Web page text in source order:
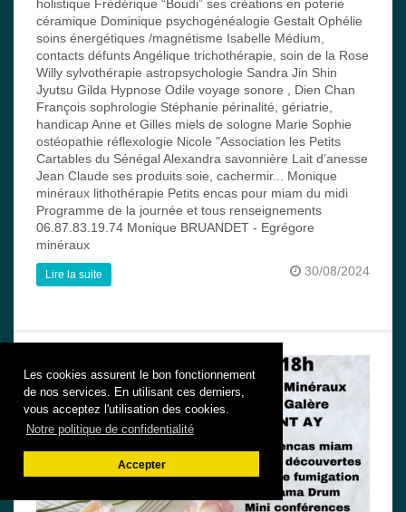
Les cookies assurent le bon fonctionnement
de nos services. En utilisant ces derniers,
vous acceptez l'utilisation des cookies.
Notre politique de confidentialité
Accepter
holistique Frédérique “Boudi” ses créations en poterie
céramique Dominique psychogénéalogie Gestalt Ophélie
soins énergétiques /magnétisme Isabelle Médium,
contacts défunts Angélique trichothérapie, soin de la Rose
Willy sylvothérapie astropsychologie Sandra Jin Shin
Jyutsu Gilda Hypnose Odile voyage sonore , Dien Chan
François sophrologie Stéphanie périnalité, gériatrie,
handicap Anne et Gilles miels de sologne Marie Sophie
ostéopathie réflexologie Nicole "Association les Petits
Cartables du Sénégal Alexandra savonnière Lait d’anesse
Jean Claude ses produits soie, cachermir... Monique
minéraux lithothérapie Petits encas pour miam du midi
Programme de la journée et tous renseignements
06.87.83.19.74 Monique BRUANDET - Egrégore
minéraux
30/08/2024
Lire la suite